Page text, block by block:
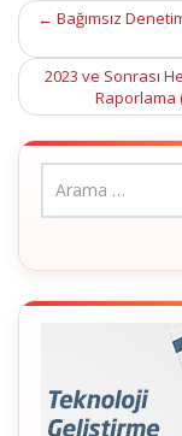
Post
← Bağımsız
2023 ve Sonrası
Raporlama